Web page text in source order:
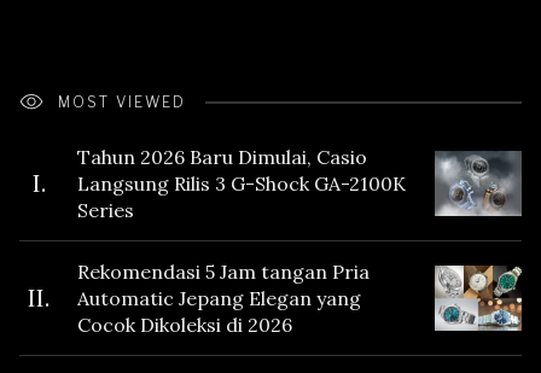
MOST VIEWED
I.
Tahun 2026 Baru Dimulai, Casio
Langsung Rilis 3 G-Shock GA-2100K
Series
II.
Rekomendasi 5 Jam tangan Pria
Automatic Jepang Elegan yang
Cocok Dikoleksi di 2026